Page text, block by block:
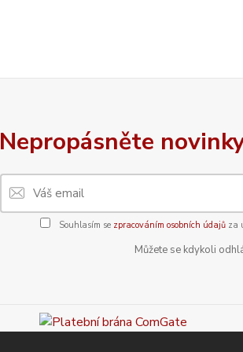
Nepropásněte
Souhlasím se zpracováním osobních údajůza
Můžete se kdykoli